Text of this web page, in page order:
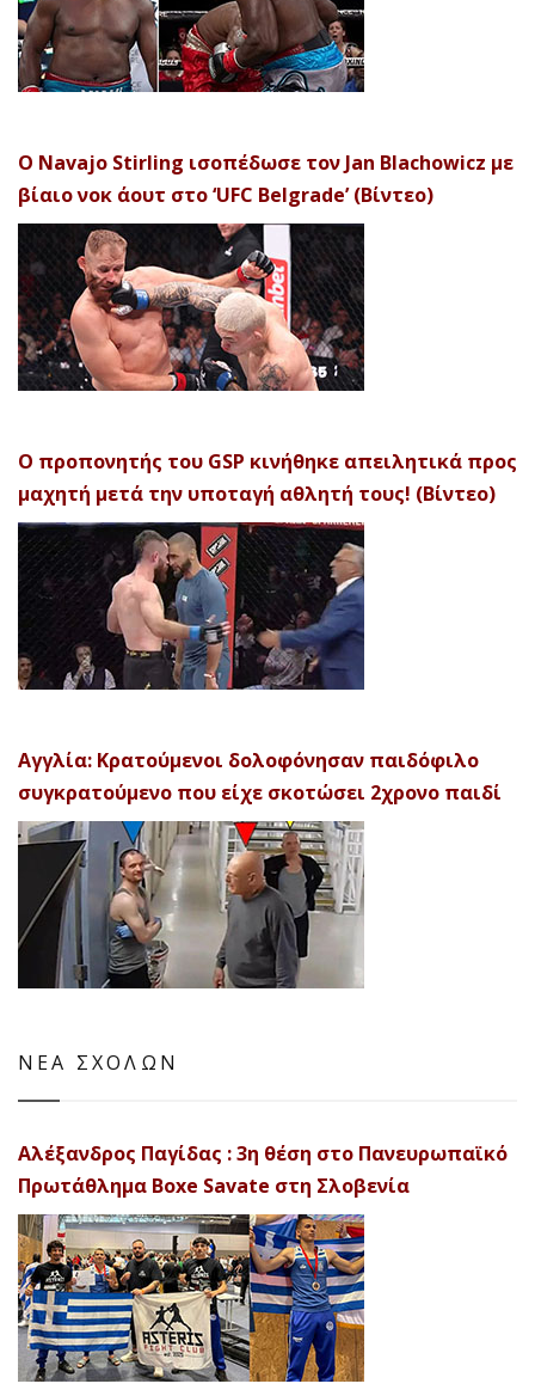
Ο Navajo Stirling ισοπέδωσε τον Jan Blachowicz με
βίαιο νοκ άουτ στο ‘UFC Belgrade’ (Βίντεο)
Ο προπονητής του GSP κινήθηκε απειλητικά προς
μαχητή μετά την υποταγή αθλητή τους! (Βίντεο)
Αγγλία: Κρατούμενοι δολοφόνησαν παιδόφιλο
συγκρατούμενο που είχε σκοτώσει 2χρονο παιδί
ΝΕΑ ΣΧΟΛΩΝ
Αλέξανδρος Παγίδας : 3η θέση στο Πανευρωπαϊκό
Πρωτάθλημα Boxe Savate στη Σλοβενία